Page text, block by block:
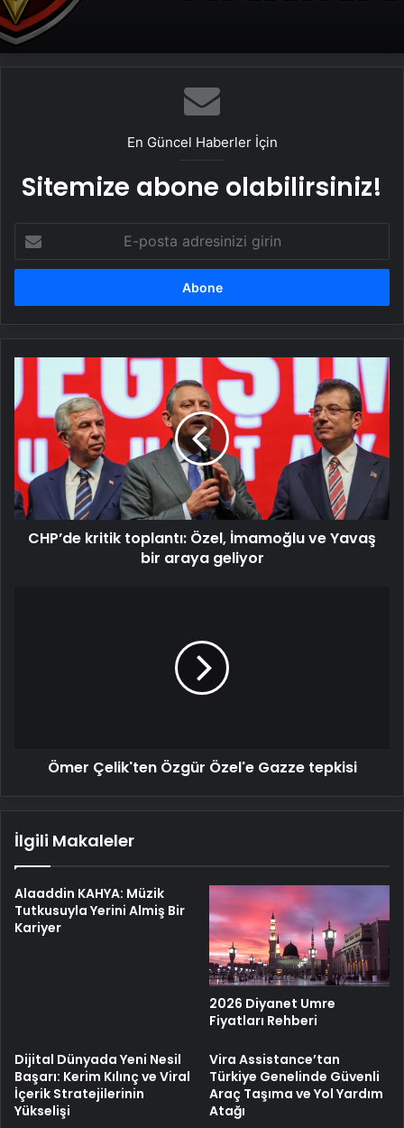
En Güncel Haberler İçin
Sitemize abone olabilirsiniz!
posta
adresinizi
toplantı:
Özel,
İmamoğlu
Yavaş
bir
araya
geliyor
CHP’de kritik toplantı: Özel, İmamoğlu ve Yavaş
bir araya geliyor
Ömer Çelik'ten Özgür Özel'e Gazze tepkisi
İlgili Makaleler
Alaaddin KAHYA: Müzik
Tutkusuyla Yerini Almiş Bir
Kariyer
2026 Diyanet Umre
Fiyatları Rehberi
Dijital Dünyada Yeni Nesil
Başarı: Kerim Kılınç ve Viral
İçerik Stratejilerinin
Yükselişi
Vira Assistance’tan
Türkiye Genelinde Güvenli
Araç Taşıma ve Yol Yardım
Atağı